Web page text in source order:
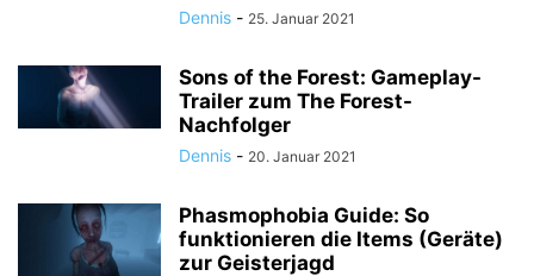
Dennis - 25. Januar 2021
Sons of the Forest: Gameplay-
Trailer zum The Forest-
Nachfolger
Dennis - 20. Januar 2021
Phasmophobia Guide: So
funktionieren die Items (Geräte)
zur Geisterjagd